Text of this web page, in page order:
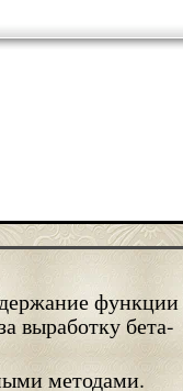
функции
выработку бета-